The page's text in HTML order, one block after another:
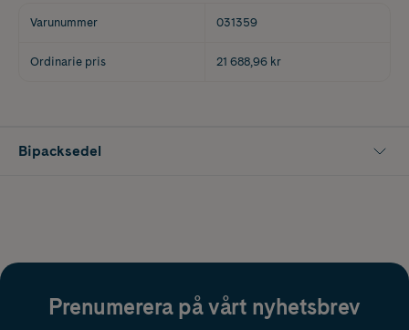
Varunummer 031359
Ordinarie pris 21 688,96 kr
Bipacksedel
Prenumerera på vårt nyhetsbrev